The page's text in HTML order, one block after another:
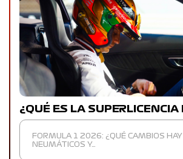
¿QUÉ ES LA SUPERLICENCIA
FORMULA 1 2026: ¿QUÉ CAMBIOS HAY
NEUMÁTICOS Y…